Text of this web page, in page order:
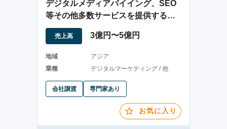
デジタルメディアバイイング、SEO
等その他多数サービスを提供するイ
ンドネシア企業
売上高 3億円〜5億円
地域
アジア
業種
デジタルマーケティング / 他
会社譲渡 専門家あり
お気に入り